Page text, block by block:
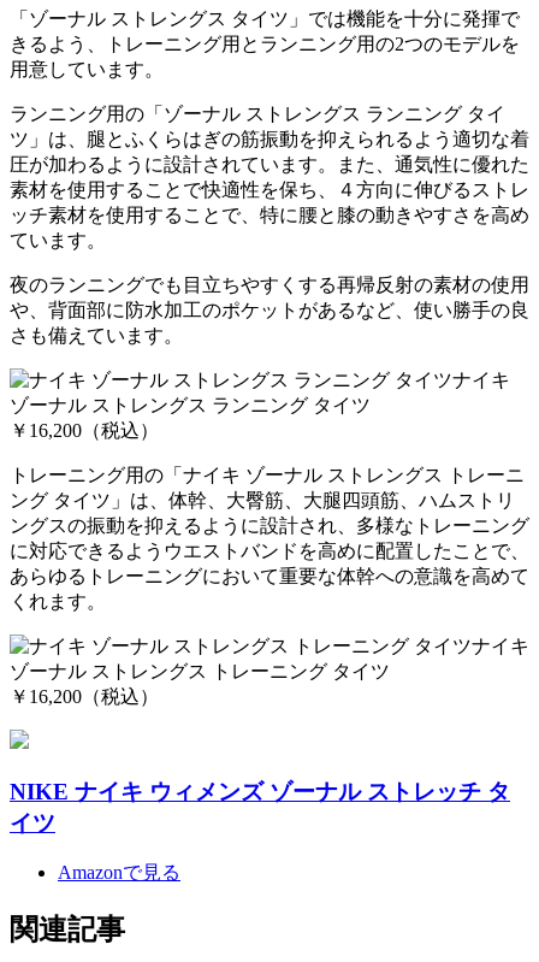
「ゾーナル ストレングス タイツ」では機能を十分に発揮で
きるよう、トレーニング用とランニング用の2つのモデルを
用意しています。
ランニング用の「ゾーナル ストレングス ランニング タイ
ツ」は、腿とふくらはぎの筋振動を抑えられるよう適切な着
圧が加わるように設計されています。また、通気性に優れた
素材を使用することで快適性を保ち、４方向に伸びるストレ
ッチ素材を使用することで、特に腰と膝の動きやすさを高め
ています。
夜のランニングでも目立ちやすくする再帰反射の素材の使用
や、背面部に防水加工のポケットがあるなど、使い勝手の良
さも備えています。
ナイキ
ゾーナル ストレングス ランニング タイツ
￥16,200（税込）
トレーニング用の「ナイキ ゾーナル ストレングス トレーニ
ング タイツ」は、体幹、大臀筋、大腿四頭筋、ハムストリ
ングスの振動を抑えるように設計され、多様なトレーニング
に対応できるようウエストバンドを高めに配置したことで、
あらゆるトレーニングにおいて重要な体幹への意識を高めて
くれます。
ナイキ
ゾーナル ストレングス トレーニング タイツ
￥16,200（税込）
NIKE ナイキ ウィメンズ ゾーナル ストレッチ タ
イツ
Amazonで見る
関連記事